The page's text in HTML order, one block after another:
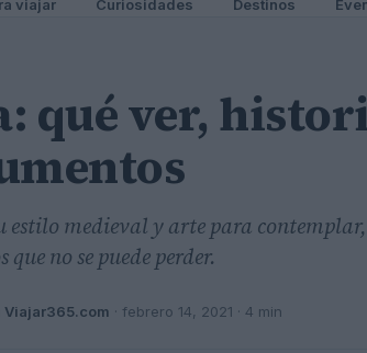
viajar Curiosidades Destinos
qué ver,
estilo medieval y arte para
no se puede perder.
Viajar365.com · febrero 14, 2021 · 4 min